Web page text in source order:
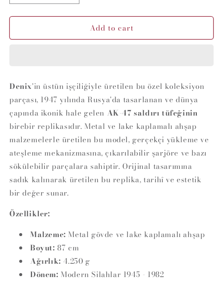
quantity
for
AK-
Model
Saldırı
Tüfeği
Rusya
1947
quantity
for
AK-
Model
Saldırı
Tüfeği
Rusya
1947
Add to cart
Denix'in üstün işçiliğiyle üretilen bu özel koleksiyon
parçası, 1947 yılında Rusya'da tasarlanan ve dünya
çapında ikonik hale gelen AK-47 saldırı tüfeğinin
birebir replikasıdır. Metal ve lake kaplamalı ahşap
malzemelerle üretilen bu model, gerçekçi yükleme ve
ateşleme mekanizmasına, çıkarılabilir şarjöre ve bazı
sökülebilir parçalara sahiptir. Orijinal tasarımına
sadık kalınarak üretilen bu replika, tarihî ve estetik
bir değer sunar.
Özellikler:
Malzeme: Metal gövde ve lake kaplamalı ahşap
Boyut: 87 cm
Ağırlık: 4.250 g
Dönem: Modern Silahlar 1945 - 1982